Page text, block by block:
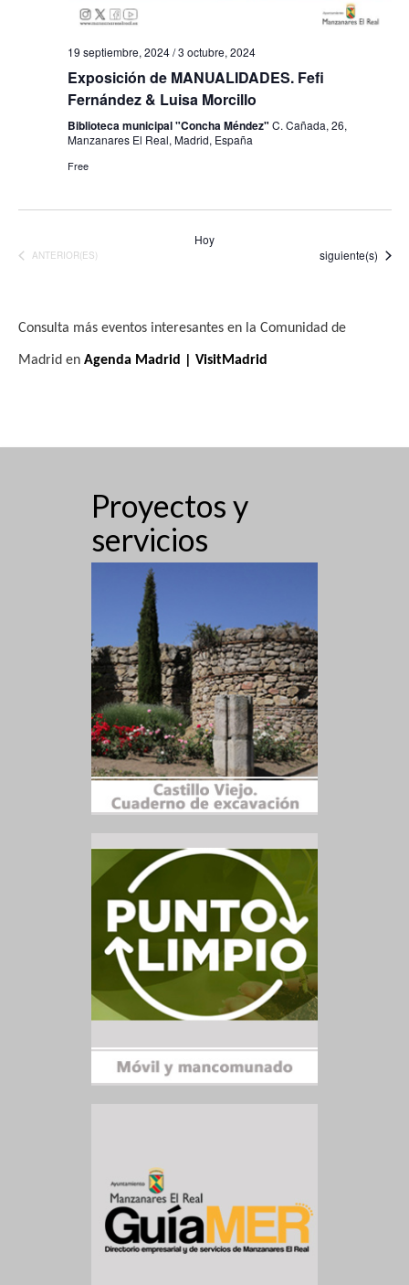
19 septiembre, 2024/3 octubre, 2024
Exposición de MANUALIDADES. Fefi
Fernández & Luisa Morcillo
Biblioteca municipal "Concha Méndez" C. Cañada, 26,
Manzanares El Real, Madrid, España
Free
EVENTOS
ANTERIOR(ES)
Hoy
Eventos
siguiente(s)
Consulta más eventos interesantes en la Comunidad de
Madrid en Agenda Madrid | VisitMadrid
Proyectos y
servicios